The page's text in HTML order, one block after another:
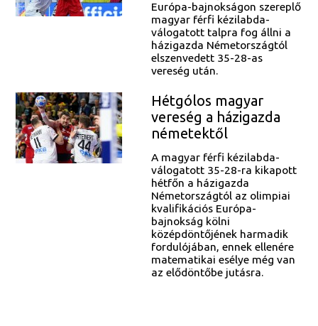
Európa-bajnokságon szereplő
magyar férfi kézilabda-
válogatott talpra fog állni a
házigazda Németországtól
elszenvedett 35-28-as
vereség után.
Hétgólos magyar
vereség a házigazda
németektől
A magyar férfi kézilabda-
válogatott 35-28-ra kikapott
hétfőn a házigazda
Németországtól az olimpiai
kvalifikációs Európa-
bajnokság kölni
középdöntőjének harmadik
fordulójában, ennek ellenére
matematikai esélye még van
az elődöntőbe jutásra.